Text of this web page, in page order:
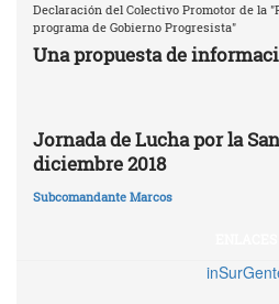
Declaración del Colectivo Promotor de la
programa de Gobierno Progresista"
Una propuesta de
Jornada de Lucha por la
diciembre 2018
Subcomandante Marcos